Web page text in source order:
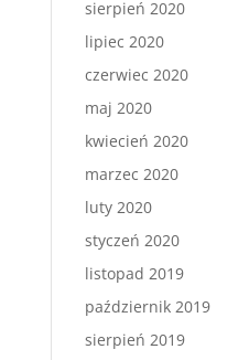
sierpień 2020
lipiec 2020
czerwiec 2020
maj 2020
kwiecień 2020
marzec 2020
luty 2020
styczeń 2020
listopad 2019
październik 2019
sierpień 2019